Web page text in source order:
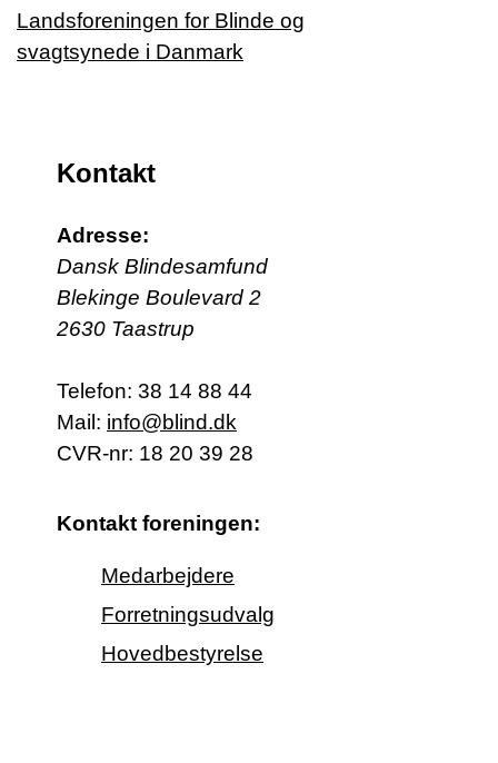
Kontakt
Adresse:
Dansk Blindesamfund
Blekinge Boulevard 2
2630 Taastrup
Telefon: 38 14 88 44
Mail: info@blind.dk
CVR-nr: 18 20 39 28
Kontakt foreningen:
Medarbejdere
Forretningsudvalg
Hovedbestyrelse